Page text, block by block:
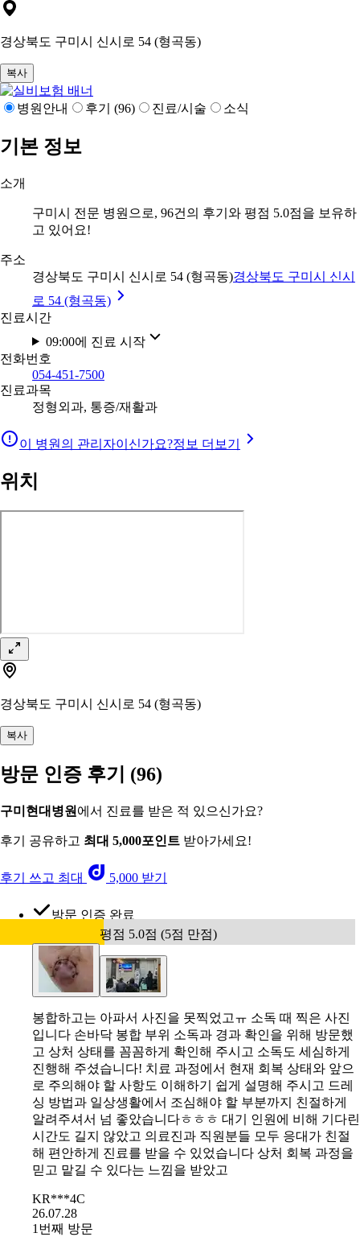
경상북도 구미시 신시로 54 (형곡동)
복사
병원안내 후기 (96) 진료/시술 소식
기본 정보
소개
구미시 전문 병원으로, 96건의 후기와 평점 5.0점을 보유하
고 있어요!
주소
경상북도 구미시 신시로 54 (형곡동)경상북도 구미시 신시
로 54 (형곡동)
진료시간
09:00에 진료 시작
전화번호
054-451-7500
진료과목
정형외과, 통증/재활과
이 병원의 관리자이신가요?정보 더보기
위치
경상북도 구미시 신시로 54 (형곡동)
복사
방문 인증 후기 (96)
구미현대병원 에서 진료를 받은 적 있으신가요?
후기 공유하고 최대 5,000포인트 받아가세요!
후기 쓰고 최대 5,000 받기
방문 인증 완료
평점 5.0점 (5점 만점)
봉합하고는 아파서 사진을 못찍었고ㅠ 소독 때 찍은 사진
입니다 손바닥 봉합 부위 소독과 경과 확인을 위해 방문했
고 상처 상태를 꼼꼼하게 확인해 주시고 소독도 세심하게
진행해 주셨습니다! 치료 과정에서 현재 회복 상태와 앞으
로 주의해야 할 사항도 이해하기 쉽게 설명해 주시고 드레
싱 방법과 일상생활에서 조심해야 할 부분까지 친절하게
알려주셔서 넘 좋았습니다ㅎㅎㅎ 대기 인원에 비해 기다린
시간도 길지 않았고 의료진과 직원분들 모두 응대가 친절
해 편안하게 진료를 받을 수 있었습니다 상처 회복 과정을
믿고 맡길 수 있다는 느낌을 받았고
KR***4C
26.07.28
1번째 방문